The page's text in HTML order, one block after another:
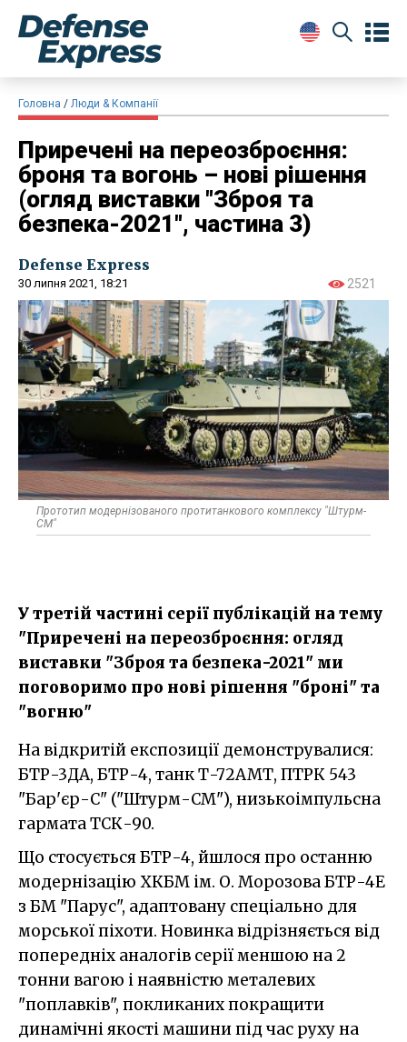
Головна Люди & Компанії
Приречені на переозброєння:
броня та вогонь – нові рішення
(огляд виставки "Зброя та
безпека-2021", частина 3)
Defense Express
30 липня 2021, 18:21 2521
Прототип модернізованого протитанкового комплексу "Штурм-
СМ"
У третій частині серії публікацій на тему
"Приречені на переозброєння: огляд
виставки "Зброя та безпека-2021" ми
поговоримо про нові рішення "броні" та
"вогню"
На відкритій експозиції демонструвалися:
БТР-3ДА, БТР-4, танк Т-72АМТ, ПТРК 543
"Бар'єр-С" ("Штурм-СМ"), низькоімпульсна
гармата ТСК-90.
Що стосується БТР-4, йшлося про останню
модернізацію ХКБМ ім. О. Морозова БТР-4Е
з БМ "Парус", адаптовану спеціально для
морської піхоти. Новинка відрізняється від
попередніх аналогів серії меншою на 2
тонни вагою і наявністю металевих
"поплавків", покликаних покращити
динамічні якості машини під час руху на